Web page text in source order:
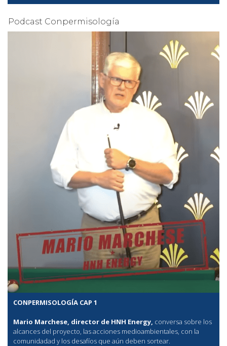
Podcast Conpermisología
CONPERMISOLOGÍA CAP 1
Mario Marchese, director de HNH Energy, conversa sobre los
alcances del proyecto, las acciones medioambientales, con la
comunidadad y los desafíos que aún deben sortear.